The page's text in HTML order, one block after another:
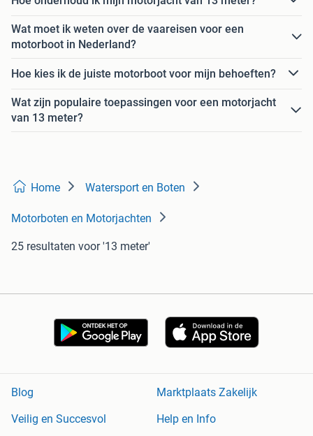
Wat moet ik weten over de vaareisen voor een
motorboot in Nederland?
Hoe kies ik de juiste motorboot voor mijn behoeften?
Wat zijn populaire toepassingen voor een motorjacht
van 13 meter?
Home Watersport en Boten
Motorboten en Motorjachten
25 resultaten voor '13 meter'
Blog
Marktplaats Zakelijk
Veilig en Succesvol
Help en Info